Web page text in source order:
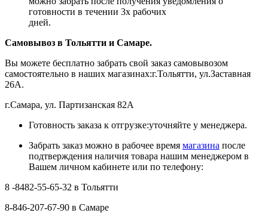
готовности в течении 3х рабочих
дней.
Самовывоз в Тольятти и Самаре.
Вы можете бесплатно забрать свой заказ самовывозом
самостоятельно в наших магазинах:г.Тольятти, ул.Заставная
26А.
г.Самара, ул. Партизанская 82А
Готовность заказа к отгрузке:уточняйте у менеджера.
Забрать заказ можно в рабочее время магазина после
подтверждения наличия товара нашим менеджером в
Вашем личном кабинете или по телефону:
8 -8482-55-65-32 в Тольятти
8-846-207-67-90 в Самаре